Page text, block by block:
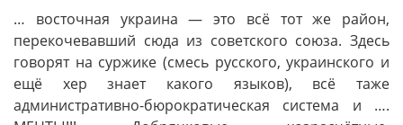
… восточная украина — это всё тот же район,
перекочевавший сюда из советского союза. Здесь
говорят на суржике (смесь русского, украинского и
ещё хер знает какого языков), всё таже
административно-бюрократическая система и ….